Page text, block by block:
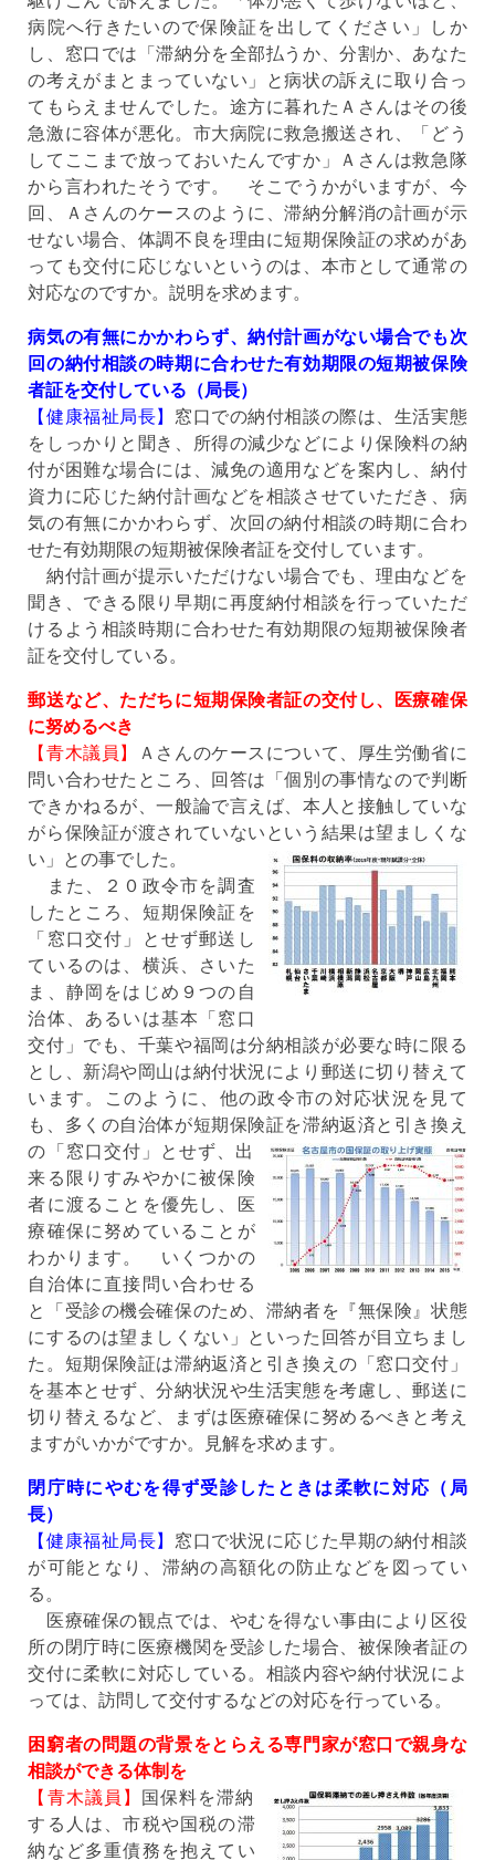
病院へ行きたいので保険証を出してください」しか
し、窓口では「滞納分を全部払うか、分割か、あなた
の考えがまとまっていない」と病状の訴えに取り合っ
てもらえませんでした。途方に暮れたＡさんはその後
急激に容体が悪化。市大病院に救急搬送され、「どう
してここまで放っておいたんですか」Ａさんは救急隊
から言われたそうです。 そこでうかがいますが、今
回、Ａさんのケースのように、滞納分解消の計画が示
せない場合、体調不良を理由に短期保険証の求めがあ
っても交付に応じないというのは、本市として通常の
対応なのですか。説明を求めます。
病気の有無にかかわらず、納付計画がない場合でも次
回の納付相談の時期に合わせた有効期限の短期被保険
者証を交付している（局長）
【健康福祉局長】 窓口での納付相談の際は、生活実態
をしっかりと聞き、所得の減少などにより保険料の納
付が困難な場合には、減免の適用などを案内し、納付
資力に応じた納付計画などを相談させていただき、病
気の有無にかかわらず、次回の納付相談の時期に合わ
せた有効期限の短期被保険者証を交付しています。
納付計画が提示いただけない場合でも、理由などを
聞き、できる限り早期に再度納付相談を行っていただ
けるよう相談時期に合わせた有効期限の短期被保険者
証を交付している。
郵送など、ただちに短期保険者証の交付し、医療確保
に努めるべき
【青木議員】
Ａさんのケースについて、厚生労働省に
問い合わせたところ、回答は「個別の事情なので判断
できかねるが、一般論で言えば、本人と接触していな
がら保険証が渡されていないという結果は望ましくな
い」との事でした。
また、２０政令市を調査
したところ、短期保険証を
「窓口交付」とせず郵送し
ているのは、横浜、さいた
ま、静岡をはじめ９つの自
治体、あるいは基本「窓口
交付」でも、千葉や福岡は分納相談が必要な時に限る
とし、新潟や岡山は納付状況により郵送に切り替えて
います。このように、他の政令市の対応状況を見て
も、多くの自治体が短期保険証を滞納返済と引き換え
の「窓口交付」とせず、 出
来る限りすみやかに被保険
者に渡ることを優先し、医
療確保に努めていることが
わかります。 いくつかの
自治体に直接問い合わせる
と「受診の機会確保のため、滞納者を『無保険』状態
にするのは望ましくない」といった回答が目立ちまし
た。短期保険証は滞納返済と引き換えの「窓口交付」
を基本とせず、分納状況や生活実態を考慮し、郵送に
切り替えるなど、まずは医療確保に努めるべきと考え
ますがいかがですか。見解を求めます。
閉庁時にやむを得ず受診したときは柔軟に対応（局
長）
【健康福祉局長】 窓口で状況に応じた早期の納付相談
が可能となり、滞納の高額化の防止などを図ってい
る。
医療確保の観点では、やむを得ない事由により区役
所の閉庁時に医療機関を受診した場合、被保険者証の
交付に柔軟に対応している。相談内容や納付状況によ
っては、訪問して交付するなどの対応を行っている。
困窮者の問題の背景をとらえる専門家が窓口で親身な
相談ができる体制を
【青木議員】
国保料を滞納
する人は、市税や国税の滞
納など多重債務を抱えてい